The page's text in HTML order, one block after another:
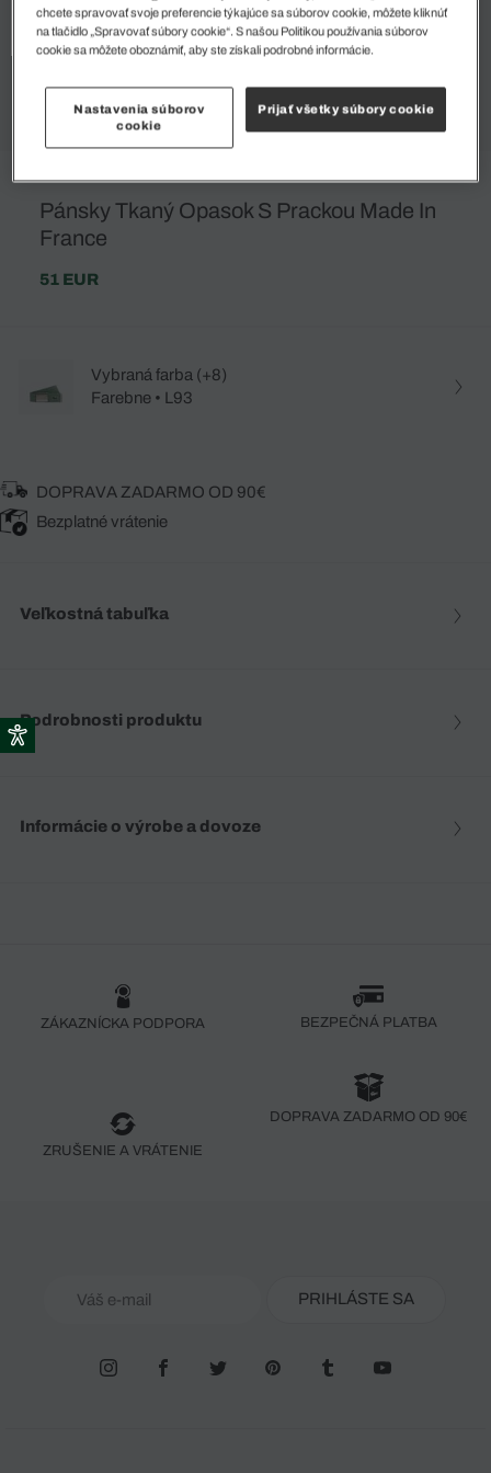
Pánsky Tkaný Opasok S Prackou Made In
France
51 EUR
Vybraná farba (+8)
Farebne • L93
DOPRAVA ZADARMO OD 90€
Bezplatné vrátenie
Veľkostná tabuľka
Podrobnosti produktu
Informácie o výrobe a dovoze
ZÁKAZNÍCKA PODPORA BEZPEČNÁ PLATBA
ZRUŠENIE A VRÁTENIE
DOPRAVA ZADARMO OD 90€
PRIHLÁSTE SA
chcete spravovať svoje preferencie týkajúce sa súborov cookie, môžete kliknúť
na tlačidlo „Spravovať súbory cookie“. S našou Politikou používania súborov
cookie sa môžete oboznámiť, aby ste získali podrobné informácie.
Nastavenia súborov
cookie
Prijať všetky súbory cookie